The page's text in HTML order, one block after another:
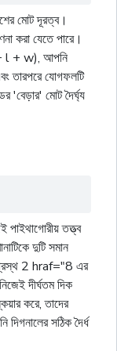
মোট দূরত্ব।
করা যেতে পারে।
+ l + w), আপনি
তারপরে যোগফলটি
'বেড়ার' মোট দৈৰ্ঘ্য
পাইথাগোরীয় তত্ত্ব
দুটি সমান
প্রস্থ 2 hraf="8 এর
দীর্ঘতম দিক
করে, তাদের
সঠিক দৈর্ধ